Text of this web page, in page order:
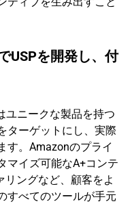
USPを開発し、付
ユニークな製品を持つ
ターゲットにし、実際
す。Amazonのプライ
マイズ可能なA+コンテ
リングなど、顧客をよ
すべてのツールが手元